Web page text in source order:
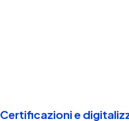
Certificazioni e